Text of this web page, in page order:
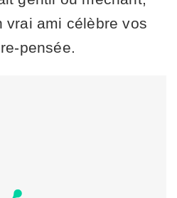
vrai ami célèbre vos
pensée.